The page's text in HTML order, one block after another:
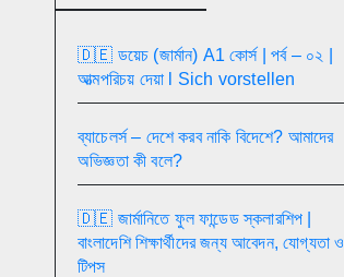
🇩🇪 ডয়েচ (জার্মান) A1 কোর্স | পর্ব – ০২ |
আত্মপরিচয় দেয়া l Sich vorstellen
ব্যাচেলর্স – দেশে করব নাকি বিদেশে? আমাদের
অভিজ্ঞতা কী বলে?
🇩🇪 জার্মানিতে ফুল ফান্ডেড স্কলারশিপ |
বাংলাদেশি শিক্ষার্থীদের জন্য আবেদন, যোগ্যতা ও
টিপস